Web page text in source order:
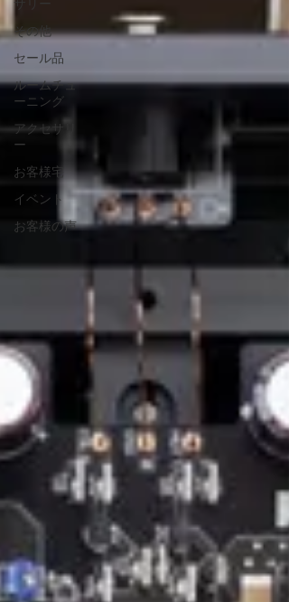
サリー
その他
セール品
ルームチュ
ーニング
アクセサリ
ー
お客様宅
イベント
お客様の声